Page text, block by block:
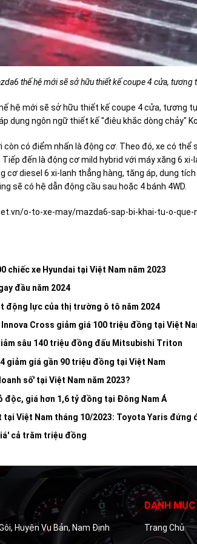
thế hệ mới sẽ sở hữu thiết kế coupe 4 cửa,
hệ mới sẽ sở hữu thiết kế coupe 4 cửa, tương
dụng ngôn ngữ thiết kế "điêu khắc dòng chảy"
còn có điểm nhấn là động cơ. Theo đó, xe có thể
đến là động cơ mild hybrid với máy xăng 6
cơ diesel 6 xi-lanh thẳng hàng, tăng áp, dung
sẽ có hệ dẫn động cầu sau hoặc 4 bánh 4WD.
o-to-xe-may/mazda6-sap-bi-khai-tu-o-que-
chiếc xe Hyundai tại Việt Nam năm 2023
đầu năm 2024
động lực của thị trường ô tô năm 2024
Cross giảm giá 100 triệu đồng tại Việt
sâu 140 triệu đồng đấu Mitsubishi Triton
giảm giá gần 90 triệu đồng tại Việt Nam
số' tại Việt Nam năm 2023?
độc, giá hơn 1,6 tỷ đồng tại Đông Nam Á
tại Việt Nam tháng 10/2023: Toyota Yaris đứng
cả trăm triệu đồng
Huyện Vụ Bản, Nam Định
DANH MỤC
Trang Chủ